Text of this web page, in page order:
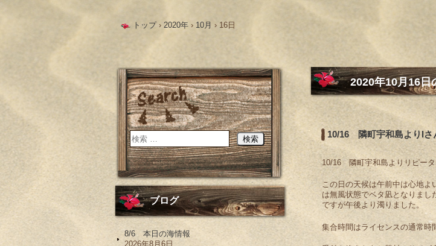
トップ › 2020年 › 10月 › 16日
2020年10月16日
10/16 隣町宇和島よりIさ
10/16 隣町宇和島よりリピータ
この日の天候は午前中は心地
は無風状態でベタ凪となりま
ですが午後より濁りました。
集合時間はライセンスの通常時
ブログ
8/6 本日の海情報
2026年8月6日